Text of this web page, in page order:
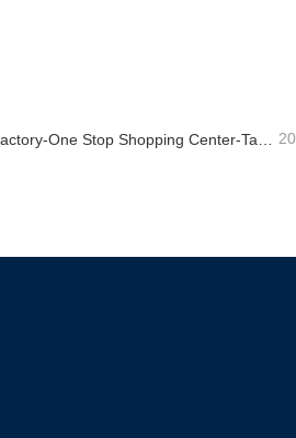
Rope Factory-One Stop Shopping Center-Tai an Rope LTD